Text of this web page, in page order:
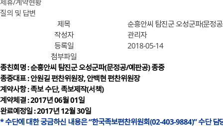
질의 및 답변
제목
순흥안씨 탐진군 오성군파(문정
작성자
관리자
등록일
2018-05-14
첨부파일
종친회명 : 순흥안씨 탐진군 오성군파(문정공/예판공) 종중
종중대표 : 안원길 편찬위원장, 안백현 편찬위원장
계약사항 : 족보 수단, 족보제작(서책)
계약체결 : 2017년 06월 01일
완료예정일 : 2017년 12월 30일
* 수단에 대한 궁금하신 내용은 “한국족보편찬위원회(02-403-9884)” 수단